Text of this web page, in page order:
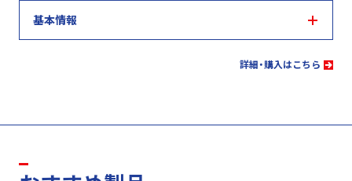
基本情報
詳細・購入はこちら